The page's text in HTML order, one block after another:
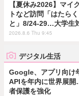
【夏休み2026】マイ
トなど訪問「はたら
と」8/24-29…大学生
2026.8.6 Thu 9:45
デジタル生活
Google、アプリ向け
APIを年内に世界展
者保護を強化